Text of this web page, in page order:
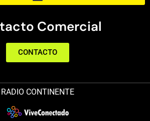
Comercial
CONTACTO
RADIO CONTINENTE